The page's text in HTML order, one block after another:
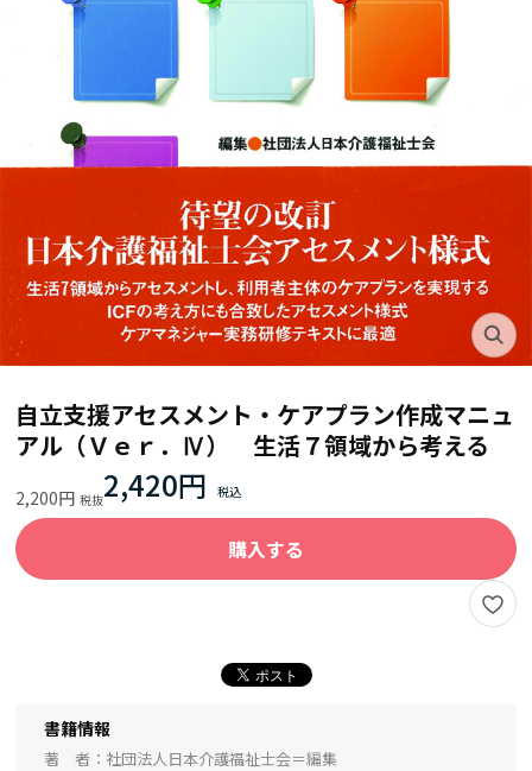
自立支援アセスメント・ケアプラン作成マニュ
アル（Ｖｅｒ．Ⅳ） 生活７領域から考える
2,200円 2,420円
購入する
書籍情報
著 者
社団法人日本介護福祉士会＝編集